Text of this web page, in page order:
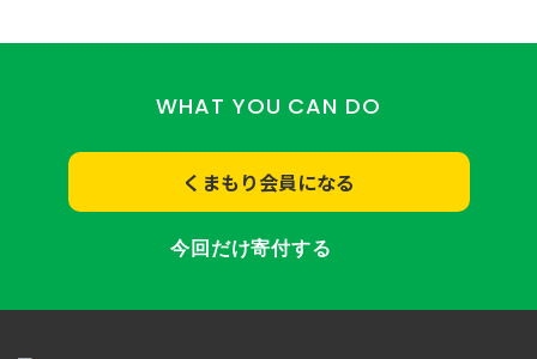
WHAT YOU CAN DO
くまもり会員になる
今回だけ寄付する